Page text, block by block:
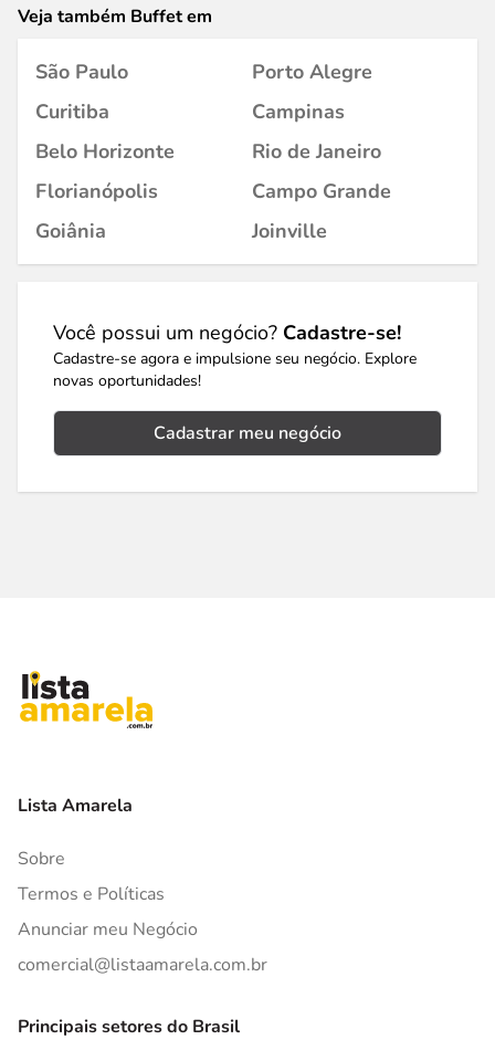
Veja também Buffet em
São Paulo
Porto Alegre
Curitiba
Campinas
Belo Horizonte
Rio de Janeiro
Florianópolis
Campo Grande
Goiânia
Joinville
Você possui um negócio? Cadastre-se!
Cadastre-se agora e impulsione seu negócio. Explore
novas oportunidades!
Cadastrar meu negócio
Lista Amarela
Sobre
Termos e Políticas
Anunciar meu Negócio
comercial@listaamarela.com.br
Principais setores do Brasil